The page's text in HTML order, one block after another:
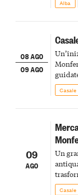
Alba
08 AGO
09 AGO
09
AGO
Un